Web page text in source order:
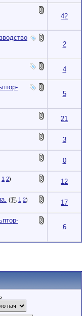
42
2
4
5
21
3
0
1 2)
12
( 1 2)
17
6